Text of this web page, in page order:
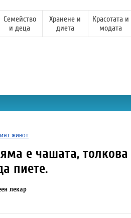
Семейство
и деца
Хранене и
диета
Красотата и
модата
живот
е чашата, толкова
пиете.
лекар